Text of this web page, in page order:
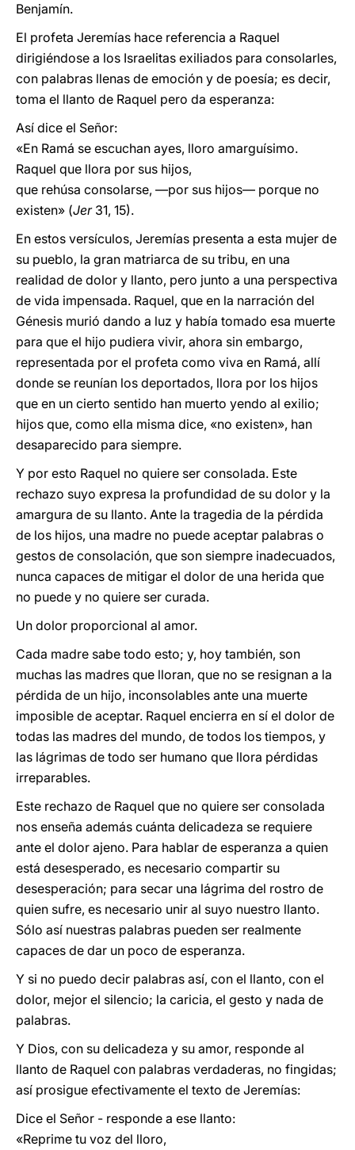
Benjamín.
El profeta Jeremías hace referencia a Raquel
dirigiéndose a los Israelitas exiliados para consolarles,
con palabras llenas de emoción y de poesía; es decir,
toma el llanto de Raquel pero da esperanza:
Así dice el Señor:
«En Ramá se escuchan ayes, lloro amarguísimo.
Raquel que llora por sus hijos,
que rehúsa consolarse, —por sus hijos— porque no
existen» (Jer31, 15).
En estos versículos, Jeremías presenta a esta mujer de
su pueblo, la gran matriarca de su tribu, en una
realidad de dolor y llanto, pero junto a una perspectiva
de vida impensada. Raquel, que en la narración del
Génesis murió dando a luz y había tomado esa muerte
para que el hijo pudiera vivir, ahora sin embargo,
representada por el profeta como viva en Ramá, allí
donde se reunían los deportados, llora por los hijos
que en un cierto sentido han muerto yendo al exilio;
hijos que, como ella misma dice, «no existen», han
desaparecido para siempre.
Y por esto Raquel no quiere ser consolada. Este
rechazo suyo expresa la profundidad de su dolor y la
amargura de su llanto. Ante la tragedia de la pérdida
de los hijos, una madre no puede aceptar palabras o
gestos de consolación, que son siempre inadecuados,
nunca capaces de mitigar el dolor de una herida que
no puede y no quiere ser curada.
Un dolor proporcional al amor.
Cada madre sabe todo esto; y, hoy también, son
muchas las madres que lloran, que no se resignan a la
pérdida de un hijo, inconsolables ante una muerte
imposible de aceptar. Raquel encierra en sí el dolor de
todas las madres del mundo, de todos los tiempos, y
las lágrimas de todo ser humano que llora pérdidas
irreparables.
Este rechazo de Raquel que no quiere ser consolada
nos enseña además cuánta delicadeza se requiere
ante el dolor ajeno. Para hablar de esperanza a quien
está desesperado, es necesario compartir su
desesperación; para secar una lágrima del rostro de
quien sufre, es necesario unir al suyo nuestro llanto.
Sólo así nuestras palabras pueden ser realmente
capaces de dar un poco de esperanza.
Y si no puedo decir palabras así, con el llanto, con el
dolor, mejor el silencio; la caricia, el gesto y nada de
palabras.
Y Dios, con su delicadeza y su amor, responde al
llanto de Raquel con palabras verdaderas, no fingidas;
así prosigue efectivamente el texto de Jeremías:
Dice el Señor - responde a ese llanto:
«Reprime tu voz del lloro,